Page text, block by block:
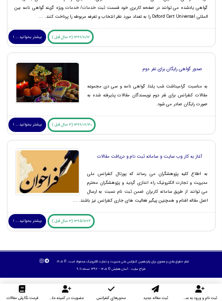
گواهی یادشده می توانند در صفحه کاربری خود قسمت ثبت خدمات/ خدمات ویژه گزینه گواهی نامه بین
المللی Oxford Cert Universal را به تعداد مورد نظر انتخاب و تعرفه مربوطه را پرداخت کنند. ...
1399/10/12 (3 سال قبل ) بیشتر بخوانید ... !
صدور گواهی رایگان برای نفر دوم
به مناسبت گرامیداشت شب یلدا، گواهی نامه و سی دی مجموعه
مقالات کنفرانس برای نفر دوم نویسندگان مقالات پذیرفته شده به
صورت رایگان صادر می شود.
1399/09/30 (3 سال قبل ) بیشتر بخوانید ... !
آغاز به کار وب سایت و سامانه ثبت نام و دریافت مقالات
به اطلاع کلیه پژوهشگران می رساند که پورتال کنفرانس ملی
مدیریت و تجارت الکترونیک راه اندازی گردید و پژوهشگران محترم
می توانند از طریق سامانه کاربران ضمن ثبت نام نسبت به ارسال
اصل مقاله اقدام و همچنین پیگیر فعالیت های جاری کنفرانس نیز باشند. ...
1395/11/26 (3 سال قبل ) بیشتر بخوانید ... !
تمام حقوق مادی و معنوی برای پانزدهمین کنفرانس ملی مدیریت و تجارت الکترونیک محفوظ است. © ۱۴۰۵
طراح سایت :آسان همایش © ۱۴۰۵ - 1392 نسخه 9.11
ثبت نام و ورود به سایت ثبت مقاله جدید محورهای کنفرانس عضویت در کمیته علمی داوران فرمت نگارش مقالات